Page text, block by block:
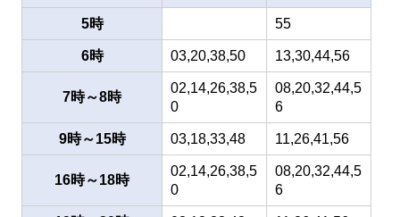
5時 55
6時 03,20,38,50 13,30,44,56
7時～8時
02,14,26,38,5
0
08,20,32,44,5
6
9時～15時 03,18,33,48 11,26,41,56
16時～18時
02,14,26,38,5
0
08,20,32,44,5
6